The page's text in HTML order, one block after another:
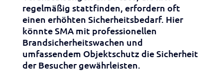
regelmäßig stattfinden, erfordern oft
einen erhöhten Sicherheitsbedarf. Hier
könnte SMA mit professionellen
Brandsicherheitswachen und
umfassendem Objektschutz die Sicherheit
der Besucher gewährleisten.